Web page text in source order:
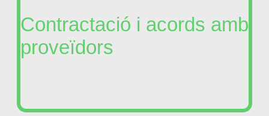
Contractació i acords amb
proveïdors